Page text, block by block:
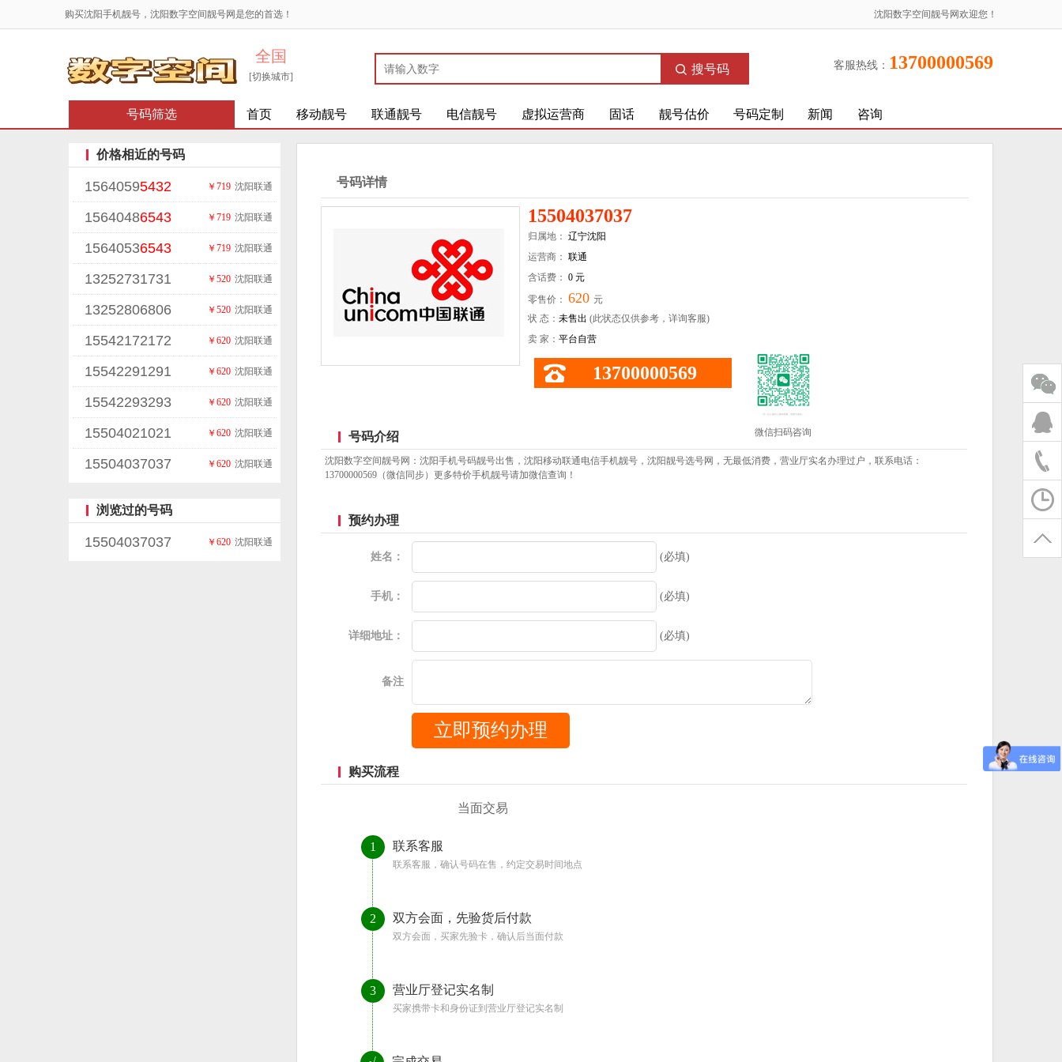
沈阳数字空间靓号网欢迎您！
购买沈阳手机靓号，沈阳数字空间靓号网是您的首选！
全国
[切换城市]
搜号码 客服热线： 13700000569
号码筛选 首页 移动靓号 联通靓号 电信靓号 虚拟运营商 固话 靓号估价 号码定制 新闻 咨询
价格相近的号码
15640595432 沈阳联通
￥719
15640486543 沈阳联通
￥719
15640536543 沈阳联通
￥719
13252731731 沈阳联通
￥520
13252806806 沈阳联通
￥520
15542172172 沈阳联通
￥620
15542291291 沈阳联通
￥620
15542293293 沈阳联通
￥620
15504021021 沈阳联通
￥620
15504037037 沈阳联通
￥620
浏览过的号码
15504037037 沈阳联通
￥620
号码详情
15504037037
归属地： 辽宁沈阳
运营商： 联通
含话费： 0 元
零售价： 620 元
状 态： 未售出 (此状态仅供参考，详询客服)
卖 家： 平台自营
13700000569
微信扫码咨询
号码介绍
沈阳数字空间靓号网：沈阳手机号码靓号出售，沈阳移动联通电信手机靓号，沈阳靓号选号网，无最低消费，营业厅实名办理过户，联系电话：
13700000569（微信同步）更多特价手机靓号请加微信查询！
预约办理
姓名： (必填)
手机： (必填)
详细地址： (必填)
备注
购买流程
当面交易
1 联系客服
联系客服，确认号码在售，约定交易时间地点
2 双方会面，先验货后付款
双方会面，买家先验卡，确认后当面付款
3 营业厅登记实名制
买家携带卡和身份证到营业厅登记实名制